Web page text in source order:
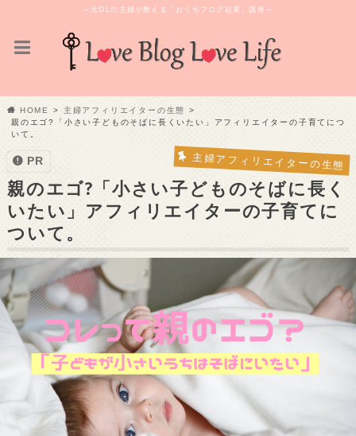
～元OLの主婦が教える「おうちブログ起業」講座～
HOME
主婦アフィリエイターの生態
親のエゴ?「小さい子どものそばに長くいたい」アフィリエイターの子育てにつ
いて。
主婦アフィリエイターの生態
PR
親のエゴ?「小さい子どものそばに長く
いたい」アフィリエイターの子育てに
ついて。